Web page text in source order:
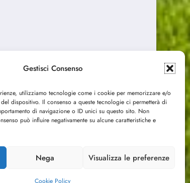
Gestisci Consenso
utilizziamo tecnologie come i cookie per memorizzare e/o
dispositivo. Il consenso a queste tecnologie ci permetterà di
di navigazione o ID unici su questo sito. Non
può influire negativamente su alcune caratteristiche e
Nega Visualizza le preferenze
Cookie Policy